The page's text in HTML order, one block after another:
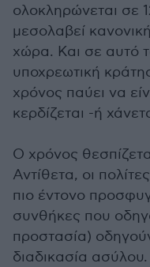
ολοκληρώνεται σε
μεσολαβεί
χώρα. Και σε αυτό
υποχρεωτική
χρόνος παύει να
κερδίζεται -ή
Ο χρόνος
Αντίθετα, οι
πιο έντονο
συνθήκες που
προστασία)
διαδικασία ασύλου.